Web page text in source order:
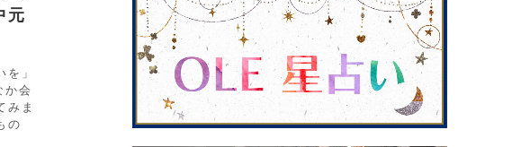
元
」
か会
みま
の